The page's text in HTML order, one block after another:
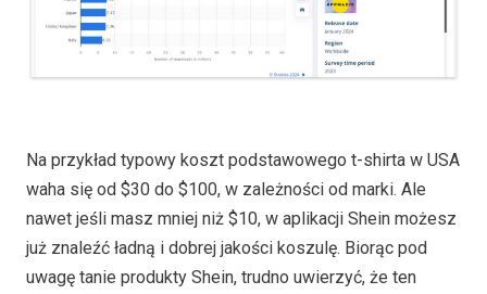
Na przykład typowy koszt podstawowego t-shirta w USA
waha się od $30 do $100, w zależności od marki. Ale
nawet jeśli masz mniej niż $10, w aplikacji Shein możesz
już znaleźć ładną i dobrej jakości koszulę. Biorąc pod
uwagę tanie produkty Shein, trudno uwierzyć, że ten